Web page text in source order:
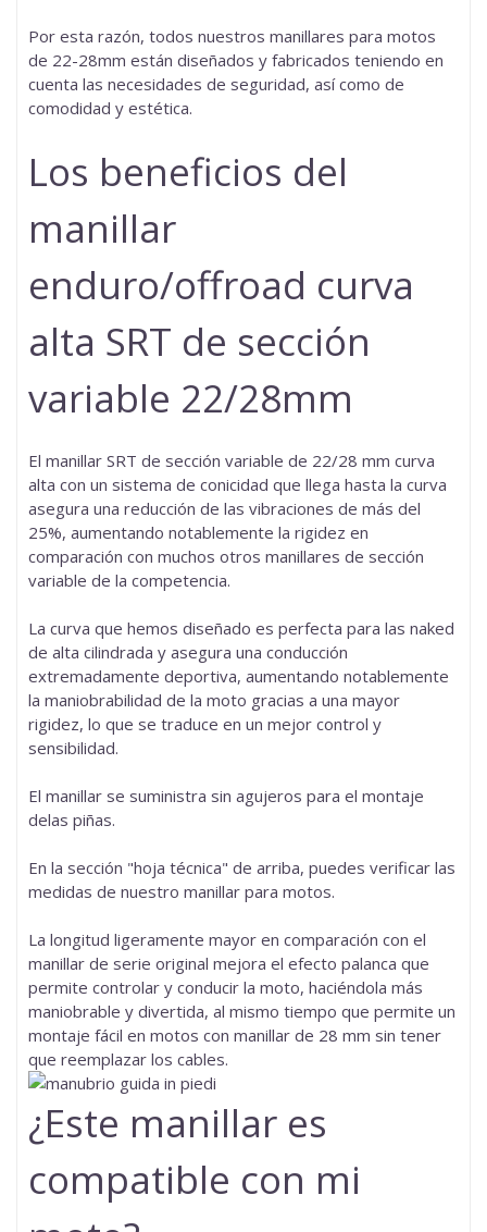
Por esta razón, todos nuestros manillares para motos
de 22-28mm están diseñados y fabricados teniendo en
cuenta las necesidades de seguridad, así como de
comodidad y estética.
Los beneficios del
manillar
enduro/offroad curva
alta SRT de sección
variable 22/28mm
El manillar SRT de sección variable de 22/28 mm curva
alta con un sistema de conicidad que llega hasta la curva
asegura una reducción de las vibraciones de más del
25%, aumentando notablemente la rigidez en
comparación con muchos otros manillares de sección
variable de la competencia.
La curva que hemos diseñado es perfecta para las naked
de alta cilindrada y asegura una conducción
extremadamente deportiva, aumentando notablemente
la maniobrabilidad de la moto gracias a una mayor
rigidez, lo que se traduce en un mejor control y
sensibilidad.
El manillar se suministra sin agujeros para el montaje
delas piñas.
En la sección "hoja técnica" de arriba, puedes verificar las
medidas de nuestro manillar para motos.
La longitud ligeramente mayor en comparación con el
manillar de serie original mejora el efecto palanca que
permite controlar y conducir la moto, haciéndola más
maniobrable y divertida, al mismo tiempo que permite un
montaje fácil en motos con manillar de 28 mm sin tener
que reemplazar los cables.
¿Este manillar es
compatible con mi